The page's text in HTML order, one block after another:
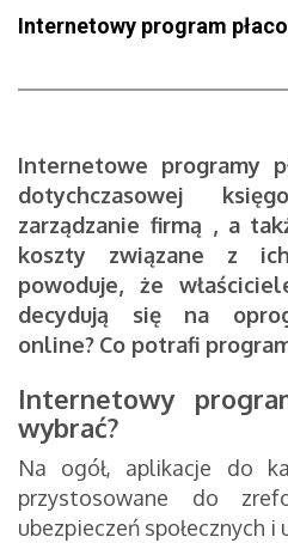
Internetowy program
Internetowe programy
dotychczasowej
zarządzanie firmą , a
koszty związane z
powoduje, że
decydują się na
online? Co potrafi
Internetowy
wybrać?
Na ogół, aplikacje do
przystosowane do
ubezpieczeń społecznych i